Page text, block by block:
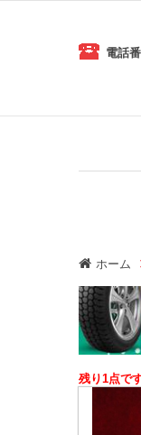
電話
ホーム
残り1点で